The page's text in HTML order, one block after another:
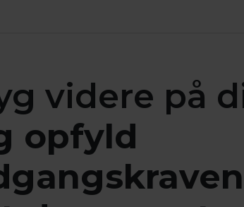
videre på
opfyld